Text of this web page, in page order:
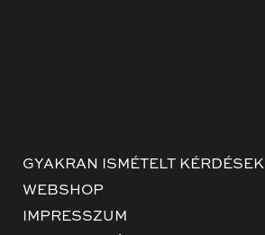
GYAKRAN ISMÉTELT KÉRDÉSEK
WEBSHOP
IMPRESSZUM